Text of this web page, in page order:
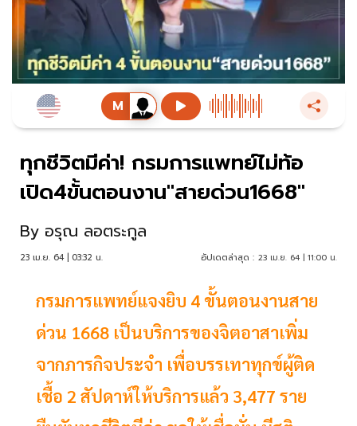
ทุกชีวิตมีค่า! กรมการแพทย์ไม่ท้อ
เปิด4ขั้นตอนงาน"สายด่วน1668"
By อรุณ ลอตระกูล
23 เม.ย. 64 | 03:32 น. อัปเดตล่าสุด : 23 เม.ย. 64 | 11:00 น.
กรมการแพทย์แจงยิบ 4 ขั้นตอนงานสาย
ด่วน 1668 เป็นบริการของจิตอาสาเพิ่ม
จากภารกิจประจำ เพื่อบรรเทาทุกข์ผู้ติด
เชื้อ 2 สัปดาห์ให้บริการแล้ว 3,477 ราย